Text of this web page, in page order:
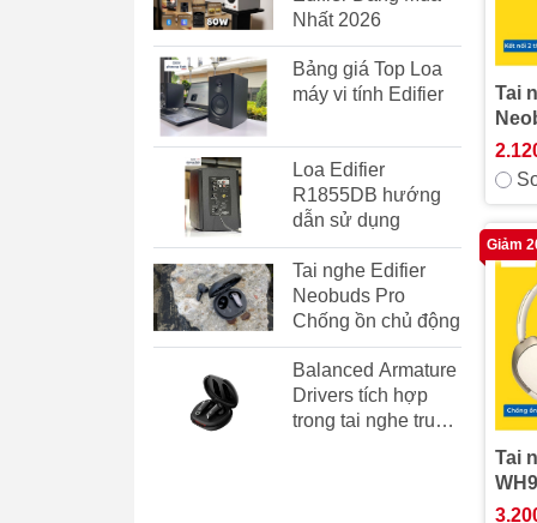
Tai
Giảm
Tai
Nhất 2026
Bảng giá Top Loa
máy vi tính Edifier
Loa Edifier
R1855DB hướng
dẫn sử dụng
Tai nghe Edifier
Neobuds Pro
Chống ồn chủ động
Balanced Armature
Drivers tích hợp
trong tai nghe true